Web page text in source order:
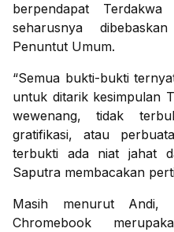
berpendapat
seharusnya
Penuntut Umum.
“Semua bukti-bukti
untuk ditarik kesimpulan
wewenang, tidak
gratifikasi, atau
terbukti ada niat jahat
Saputra membacakan
Masih menurut Andi,
Chromebook